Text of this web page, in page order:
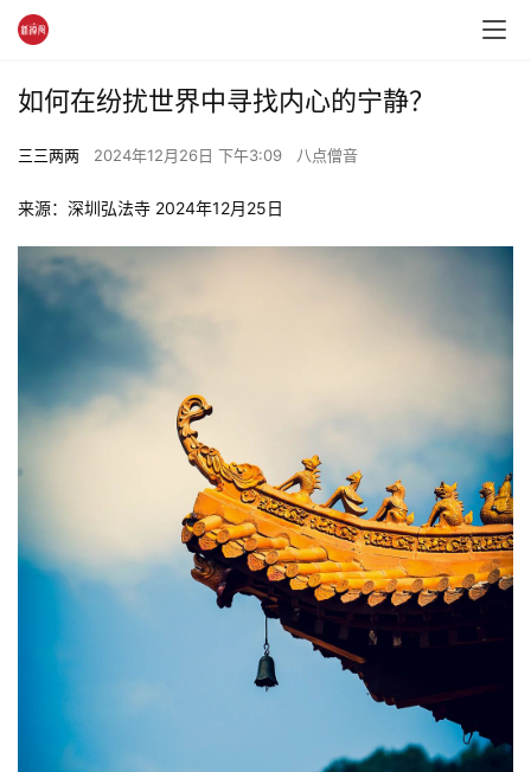
如何在纷扰世界中寻找内心的宁静？
三三两两 2024年12月26日 下午3:09 八点僧音
来源：深圳弘法寺 2024年12月25日